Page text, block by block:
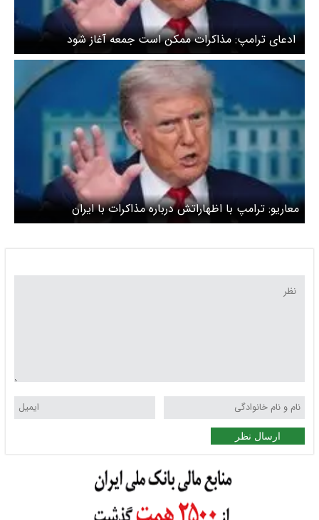
‌ ادعای ترامپ: مذاکرات ممکن است جمعه آغاز شود
معاریو: ترامپ با اظهاراتش درباره مذاکرات با ایران
اسرائیلی‌ها را شگفت‌زده کرد
ارسال نظر